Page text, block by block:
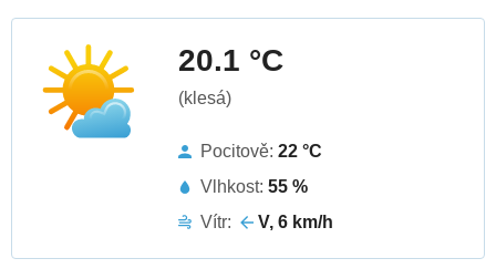
20.1 °C
(klesá)
Pocitově: 22 °C
Vlhkost: 55 %
Vítr:
V, 6 km/h